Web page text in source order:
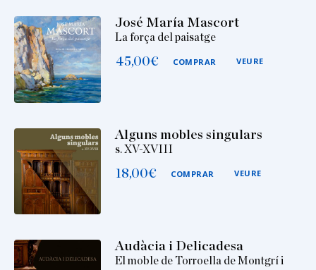
José María Mascort
La força del paisatge
45,00€ COMPRAR VEURE
Alguns mobles singulars
s. XV-XVIII
18,00€ COMPRAR VEURE
Audàcia i Delicadesa
El moble de Torroella de Montgrí i